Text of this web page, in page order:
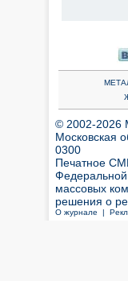
© 2002-2026
Московская
0300
Печатное
массовых
решения о
О журнале |